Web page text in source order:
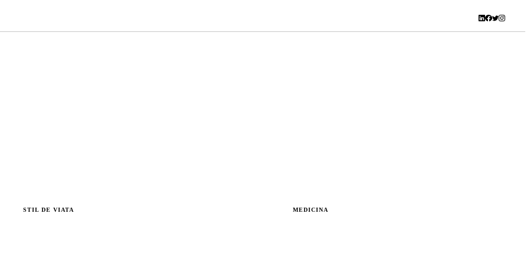
STIL DE VIATA MEDICINA